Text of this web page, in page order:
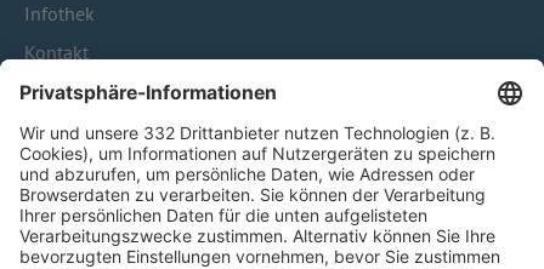
Infothek
Kontakt
HÄUFIG BESUCHTE SEITEN
Pässe und Vereinswechsel
Trainerausbildung
Schulungsangebot Vereinsmitarbeiter